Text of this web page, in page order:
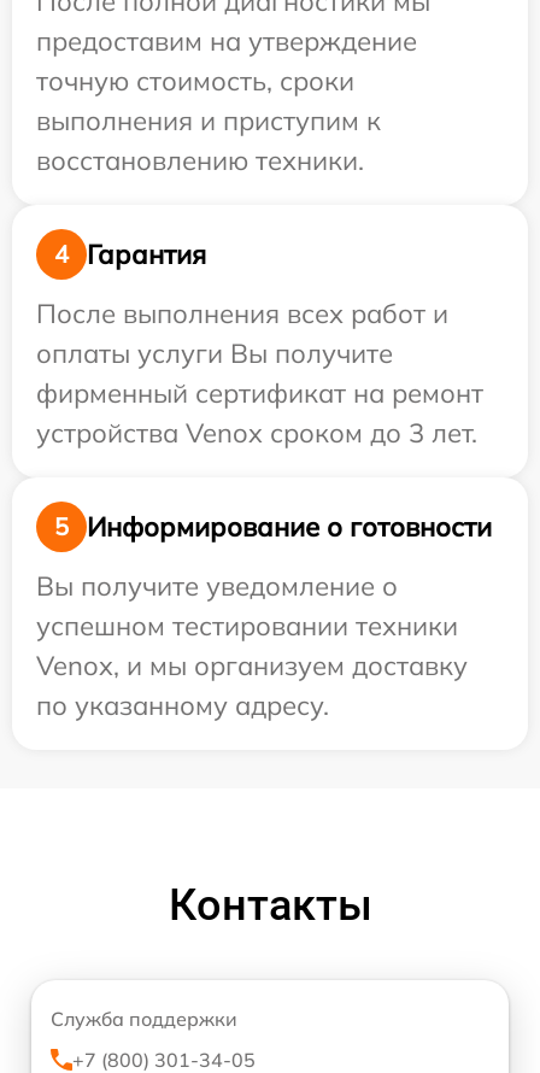
предоставим на утверждение
точную стоимость, сроки
выполнения и приступим к
восстановлению техники.
4
Гарантия
После выполнения всех работ и
оплаты услуги Вы получите
фирменный сертификат на ремонт
устройства Venox сроком до 3 лет.
5
Информирование о готовности
Вы получите уведомление о
успешном тестировании техники
Venox, и мы организуем доставку
по указанному адресу.
Контакты
Служба поддержки
+7 (800) 301-34-05